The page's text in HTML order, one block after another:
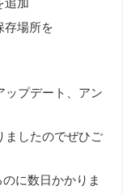
追加
存場所を
ップデート、アン
ましたのでぜひご
に数日かかりま